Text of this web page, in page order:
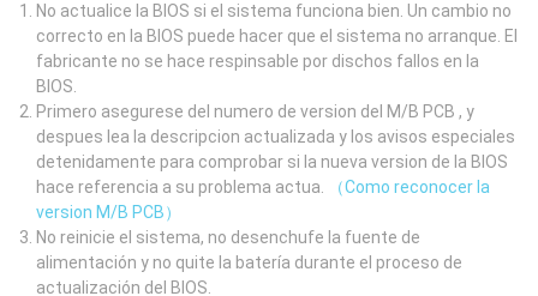
No actualice la BIOS si el sistema funciona bien. Un cambio no
correcto en la BIOS puede hacer que el sistema no arranque. El
fabricante no se hace respinsable por dischos fallos en la
BIOS.
Primero asegurese del numero de version del M/B PCB , y
despues lea la descripcion actualizada y los avisos especiales
detenidamente para comprobar si la nueva version de la BIOS
hace referencia a su problema actua.
（Como reconocer la
version M/B PCB）
No reinicie el sistema, no desenchufe la fuente de
alimentación y no quite la batería durante el proceso de
actualización del BIOS.